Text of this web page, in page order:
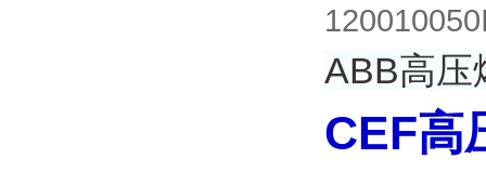
ABB高
CEF